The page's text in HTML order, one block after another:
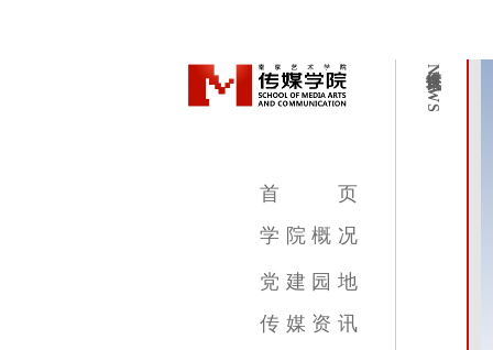
首
页
学 院 概 况
学院简介
学院领导
机构设置
教学设施
专业介绍
党 建 园 地
传 媒 资 讯
NEWS